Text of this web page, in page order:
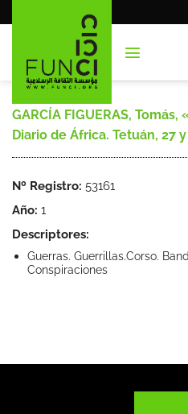
al
GARCÍA FIGUERAS,
Diario de África. Tetuán, 27
Nº Registro: 53161
Año: 1
Descriptores:
Guerras. Guerrillas.Corso.
Conspiraciones